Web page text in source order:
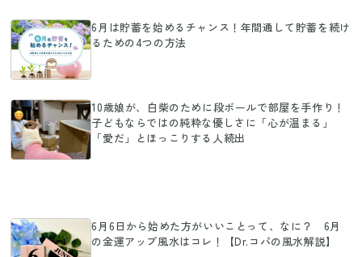
6月は貯蓄を始めるチャンス！年間通して貯蓄を続け
るための4つの方法
10歳娘が、白柴のために段ボールで部屋を手作り！
子どもならではの純粋な優しさに「心が温まる」
「愛だ」とほっこりする人続出
6月6日から始めた方がいいことって、なに？ 6月
の金運アップ風水はコレ！【Dr.コパの風水解説】